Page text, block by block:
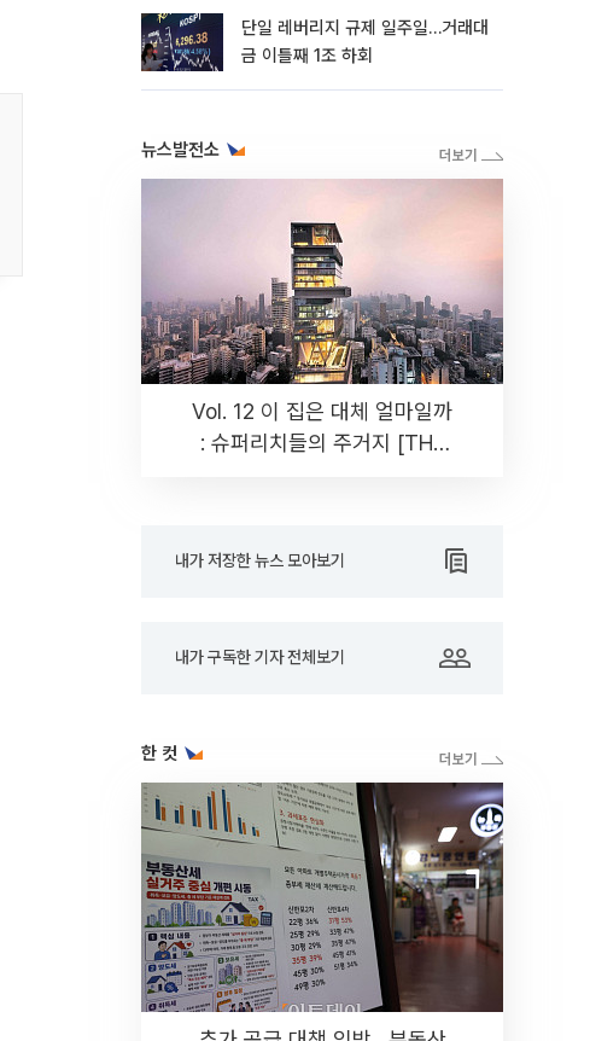
단일 레버리지 규제 일주일…거래대
금 이틀째 1조 하회
뉴스발전소
Vol. 12 이 집은 대체 얼마일까
: 슈퍼리치들의 주거지 [THE
내가 저장한 뉴스 모아보기
내가 구독한 기자 전체보기
한 컷